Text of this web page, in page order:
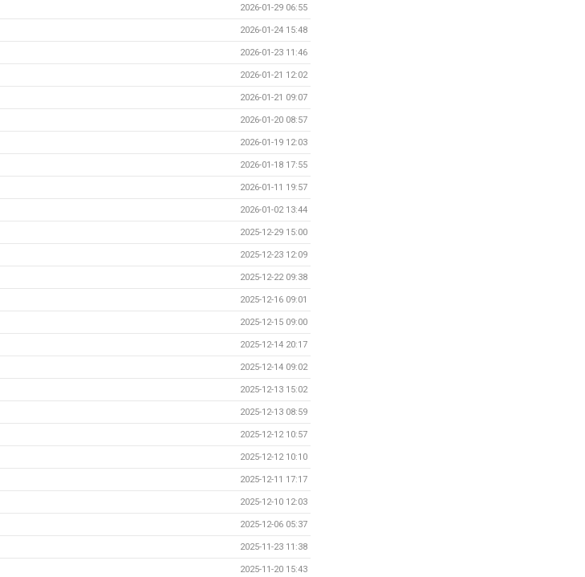
2026-01-29 06:55
2026-01-24 15:48
2026-01-23 11:46
2026-01-21 12:02
2026-01-21 09:07
2026-01-20 08:57
2026-01-19 12:03
2026-01-18 17:55
2026-01-11 19:57
2026-01-02 13:44
2025-12-29 15:00
2025-12-23 12:09
2025-12-22 09:38
2025-12-16 09:01
2025-12-15 09:00
2025-12-14 20:17
2025-12-14 09:02
2025-12-13 15:02
2025-12-13 08:59
2025-12-12 10:57
2025-12-12 10:10
2025-12-11 17:17
2025-12-10 12:03
2025-12-06 05:37
2025-11-23 11:38
2025-11-20 15:43